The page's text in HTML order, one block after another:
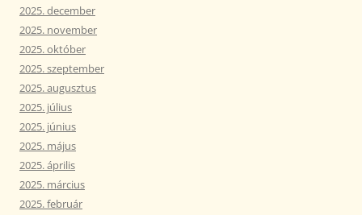
2025. december
2025. november
2025. október
2025. szeptember
2025. augusztus
2025. július
2025. június
2025. május
2025. április
2025. március
2025. február